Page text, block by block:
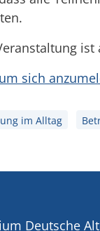
sich
im Alltag
Deutsche